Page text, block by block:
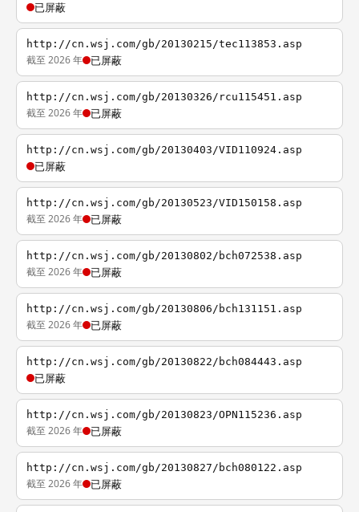
已屏蔽
http://cn.wsj.com/gb/20130215/tec113853.asp
截至 2026 年 已屏蔽
http://cn.wsj.com/gb/20130326/rcu115451.asp
截至 2026 年 已屏蔽
http://cn.wsj.com/gb/20130403/VID110924.asp
已屏蔽
http://cn.wsj.com/gb/20130523/VID150158.asp
截至 2026 年 已屏蔽
http://cn.wsj.com/gb/20130802/bch072538.asp
截至 2026 年 已屏蔽
http://cn.wsj.com/gb/20130806/bch131151.asp
截至 2026 年 已屏蔽
http://cn.wsj.com/gb/20130822/bch084443.asp
已屏蔽
http://cn.wsj.com/gb/20130823/OPN115236.asp
截至 2026 年 已屏蔽
http://cn.wsj.com/gb/20130827/bch080122.asp
截至 2026 年 已屏蔽